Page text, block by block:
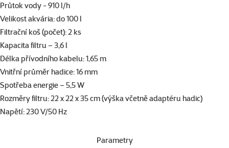
Průtok vody - 910 l/h
Velikost akvária: do 100 l
Filtrační koš (počet): 2 ks
Kapacita filtru – 3,6 l
Délka přívodního kabelu: 1,65 m
Vnitřní průměr hadice: 16 mm
Spotřeba energie – 5,5 W
Rozměry filtru: 22 x 22 x 35 cm (výška včetně adaptéru hadic)
Napětí: 230 V/50 Hz
Parametry